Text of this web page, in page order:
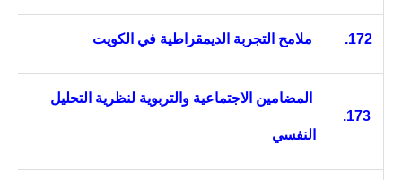
172. ملامح التجربة الديمقراطية في الكويت
173.
المضامين الاجتماعية والتربوية لنظرية التحليل
النفسي